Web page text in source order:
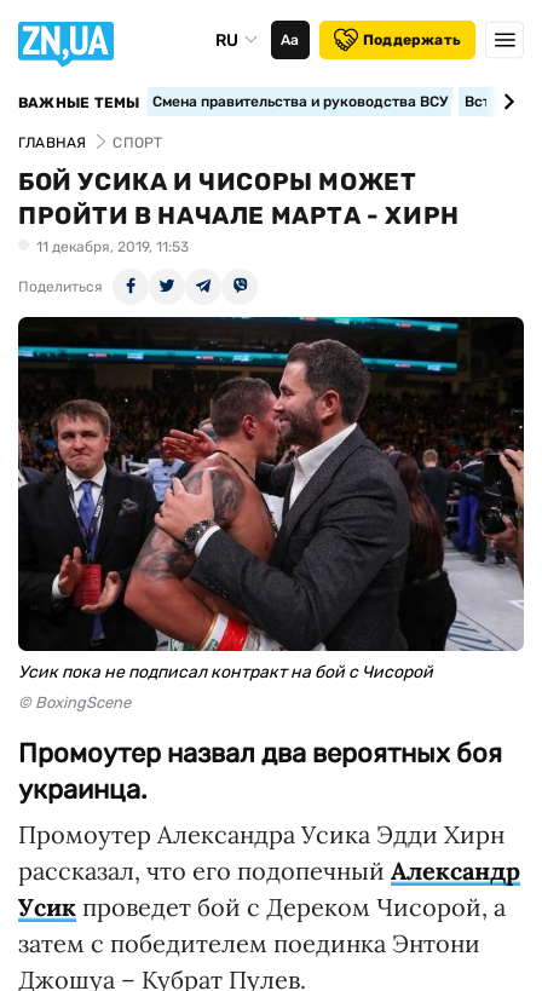
RU Аа Поддержать
ВАЖНЫЕ ТЕМЫ Смена правительства и руководства ВСУ
ГЛАВНАЯ СПОРТ
БОЙ УСИКА И ЧИСОРЫ МОЖЕТ
ПРОЙТИ В НАЧАЛЕ МАРТА - ХИРН
11 декабря, 2019, 11:53
Поделиться
Усик пока не подписал контракт на бой с Чисорой
© BoxingScene
Промоутер назвал два вероятных боя
украинца.
Промоутер Александра Усика Эдди Хирн
рассказал, что его подопечный Александр
Усик проведет бой с Дереком Чисорой, а
затем с победителем поединка Энтони
Джошуа – Кубрат Пулев.